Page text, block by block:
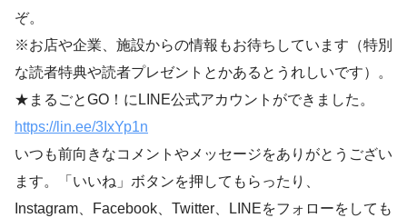
ぞ。
※お店や企業、施設からの情報もお待ちしています（特別
な読者特典や読者プレゼントとかあるとうれしいです）。
★まるごとGO！にLINE公式アカウントができました。
https://lin.ee/3IxYp1n
いつも前向きなコメントやメッセージをありがとうござい
ます。「いいね」ボタンを押してもらったり、
Instagram、Facebook、Twitter、LINEをフォローをしても